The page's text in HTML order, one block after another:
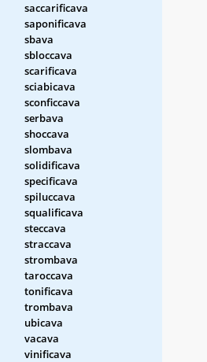
saccarificava
saponificava
sbava
sbloccava
scarificava
sciabicava
sconficcava
serbava
shoccava
slombava
solidificava
specificava
spiluccava
squalificava
steccava
straccava
strombava
taroccava
tonificava
trombava
ubicava
vacava
vinificava